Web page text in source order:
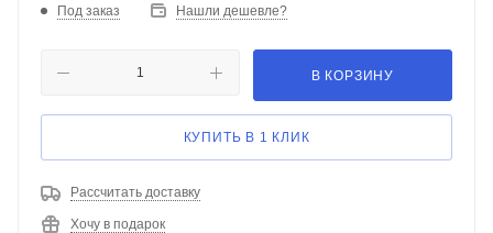
Под заказ Нашли дешевле?
В КОРЗИНУ
КУПИТЬ В 1 КЛИК
Рассчитать доставку
Хочу в подарок